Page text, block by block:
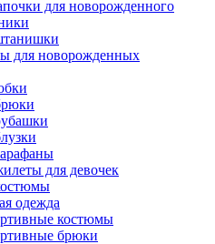
для новорожденного
для новорожденных
для девочек
одежда
костюмы
брюки